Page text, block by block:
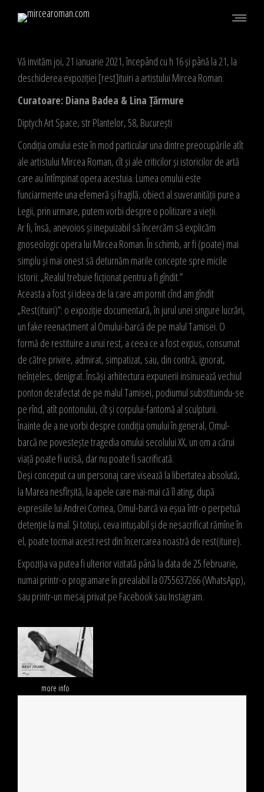
Vă invităm joi, 21 ianuarie 2021, începând cu h 16 și până la 21, la
deschiderea expoziției [rest]ituiri a artistului Mircea Roman.
Curatoare: Diana Badea & Lina Țărmure
Diptych Art Space, str Plantelor, 58, București
Condiția omului este în mod particular una dintre preocupările atît
ale artistului Mircea Roman, cît și ale criticilor și istoricilor de artă
care au întîmpinat opera acestuia. Lumea omului este
funciarmente una efemeră și fragilă, obiect al suveranității pure a
Legii, prin urmare, putem vorbi despre o politizare a vieții.
Ar fi, însă, anevoios și inepuizabil să încercăm să explicăm
gnoseologic opera lui Mircea Roman. În schimb, ar fi (poate) mai
simplu și mai onest să deturnăm marile concepte spre micile
istorii: „Realul trebuie ficționat pentru a fi gîndit.”
Aceasta a fost și ideea de la care am pornit cînd am gîndit
„Rest(ituiri)”: o expoziție documentară, în jurul unei singure lucrări,
un fake reenactment al Omului-barcă de pe malul Tamisei. O
formă de restituire a unui rest, a ceea ce a fost expus, consumat
de către privire, admirat, simpatizat, sau, din contră, ignorat,
neînțeles, denigrat. Însăși arhitectura expunerii insinuează vechiul
ponton dezafectat de pe malul Tamisei, podiumul substituindu-se
pe rînd, atît pontonului, cît și corpului-fantomă al sculpturii.
Înainte de a ne vorbi despre condiția omului în general, Omul-
barcă ne povestește tragedia omului secolului XX, un om a cărui
viață poate fi ucisă, dar nu poate fi sacrificată.
Deși conceput ca un personaj care visează la libertatea absolută,
la Marea nesfîrșită, la apele care mai-mai că îl ating, după
expresiile lui Andrei Cornea, Omul-barcă va eșua într-o perpetuă
detenție la mal. Și totuși, ceva intușabil și de nesacrificat rămîne în
el, poate tocmai acest rest din încercarea noastră de rest(ituire).
Expoziția va putea fi ulterior vizitată până la data de 25 februarie,
numai printr-o programare în prealabil la 0755637266 (WhatsApp),
sau printr-un mesaj privat pe Facebook sau Instagram.
more info